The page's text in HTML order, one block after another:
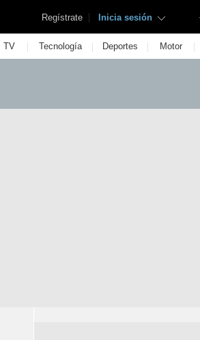
Regístrate | Inicia sesión
TV | Tecnología | Deportes | Motor |